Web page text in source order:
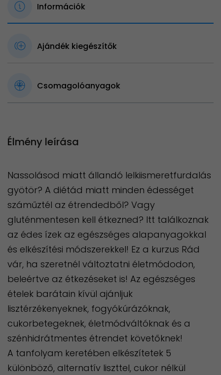
Információk
Ajándék kiegészítők
Csomagolóanyagok
Élmény leírása
Nassolásod miatt állandó lelkiismeretfurdalás
gyötör? A diétád miatt minden édességet
száműztél az étrendedből? Vagy
gluténmentesen kell étkezned? Itt találkoznak
az édes ízek az egészséges alapanyagokkal
és elkészítési módszerekkel! Ez a kurzus Rád
vár, ha szeretnél változtatni életmódodon,
beleértve az étkezéseket is! Az egészséges
ételek barátain kívül ajánljuk
lisztérzékenyeknek, fogyókúrázóknak,
cukorbetegeknek, életmódváltóknak és a
szénhidrátmentes étrendet követőknek!
A tanfolyam keretében elkészítetek 5
különböző, alternatív liszttel, cukor nélkül